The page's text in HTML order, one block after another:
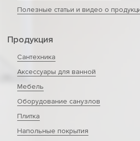
Полезные статьи и видео о
Продукция
Сантехника
Аксессуары для ванной
Мебель
Оборудование санузлов
Плитка
Напольные покрытия